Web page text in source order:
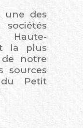
une des
Haute-
la plus
de notre
sources
Petit